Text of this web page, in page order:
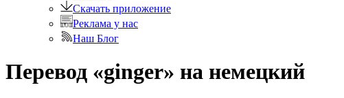
Скачать приложение
Реклама у нас
Наш Блог
Перевод «ginger» на немецкий